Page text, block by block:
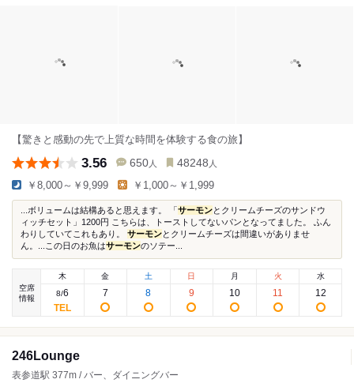
【驚きと感動の先で上質な時間を体験する食の旅】
3.56 650 人 48248 人
￥8,000～￥9,999 ￥1,000～￥1,999
...ボリュームは結構あると思えます。 「 サーモンとクリームチーズのサンドウ
ィッチセット」1200円 こちらは、トーストしてないパンとなってました。 ふん
わりしていてこれもあり。 サーモンとクリームチーズは間違いがありませ
ん。...この日のお魚はサーモンのソテー...
空席
情報
木
8/6
金
7
土
8
日
9
月
10
火
11
水
12
246Lounge
表参道駅 377m / バー、ダイニングバー